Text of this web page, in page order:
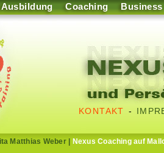
Coaching Business
KONTAKT -
Matthias Weber| Nexus Coaching auf